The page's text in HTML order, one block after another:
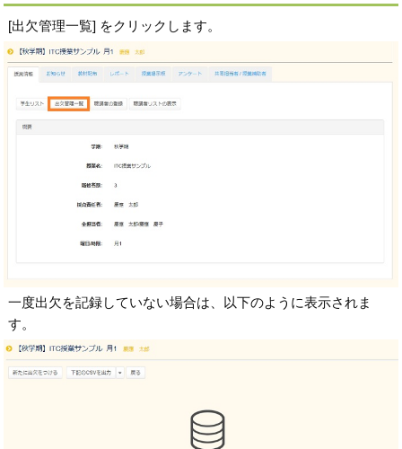
[出欠管理一覧] をクリックします。
一度出欠を記録していない場合は、以下のように表示されま
す。